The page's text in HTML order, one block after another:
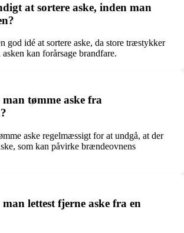
at sortere aske, inden man
god idé at sortere aske, da store træstykker
kan forårsage brandfare.
tømme aske fra
aske regelmæssigt for at undgå, at der
som kan påvirke brændeovnens
lettest fjerne aske fra en